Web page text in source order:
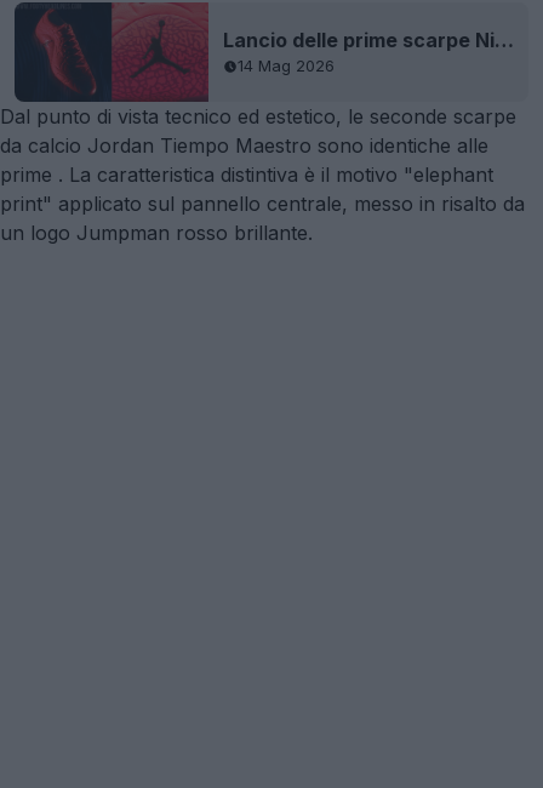
Lancio delle prime scarpe Nike Jordan Tiempo
14 Mag 2026
Dal punto di vista tecnico ed estetico, le seconde scarpe
da calcio Jordan Tiempo Maestro sono identiche alle
prime . La caratteristica distintiva è il motivo "elephant
print" applicato sul pannello centrale, messo in risalto da
un logo Jumpman rosso brillante.